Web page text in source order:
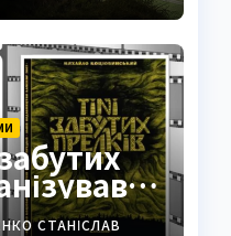
СТАНІСЛАВ